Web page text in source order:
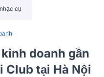
cụ
doanh gần
Club tại Hà Nội